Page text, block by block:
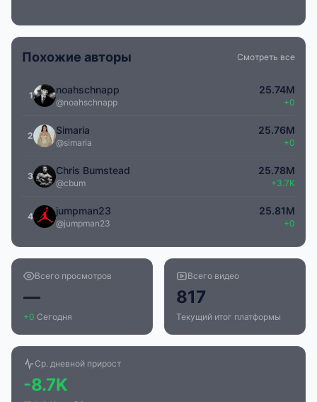
Похожие авторы Смотреть все
1 noahschnapp
@noahschnapp
25.74M
+0
2 Simaria
@simaria
25.76M
+0
3 Chris Bumstead
@cbum
25.78M
+3.7K
4 jumpman23
@jumpman23
25.81M
+0
Всего просмотров
—
+0 Сегодня
Всего видео
817
Текущий итог платформы
Ср. дневной прирост
-8.7K